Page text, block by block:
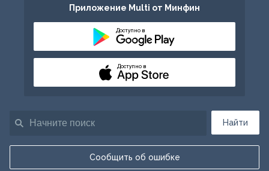
Найти
Сообщить об ошибке
Приложение Multi от Минфин
Доступно в
Доступно в